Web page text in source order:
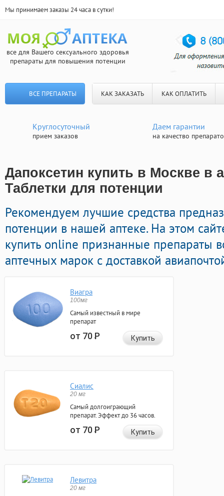
Мы принимаем заказы 24 часа в сутки!
все для Вашего сексуального здоровья
препараты для повышения потенции
ВСЕ ПРЕПАРАТЫ КАК ЗАКАЗАТЬ КАК ОПЛАТИТЬ
Круглосуточный
прием заказов
Даем гарантии
на качество
Дапоксетин купить в Москве в
Таблетки для потенции
Рекомендуем лучшие средства
потенции в нашей аптеке. На этом
купить online признанные препараты
аптечных марок с доставкой
Виагра
100мг
Самый известный в мире
препарат
от 70Р Купить
Сиалис
20 мг
Самый долгоиграющий
препарат. Эффект до 36 часов.
от 70Р Купить
Левитра
20 мг